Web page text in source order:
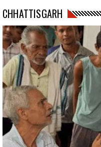
रायपुर : स्वेच्छानुदान मद से सुदूर
10 कंप्यूटर प्रदत्त
CHHATTISGARH